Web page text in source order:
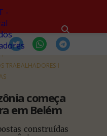
TRABALHADORES
começa
em Belém
construídas